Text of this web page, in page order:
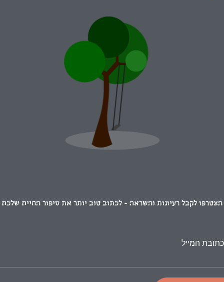
הצטרפו לקבל רעיונות והשראה - לכתוב טוב יותר את סיפור החיים שלכם
כתובת המייל